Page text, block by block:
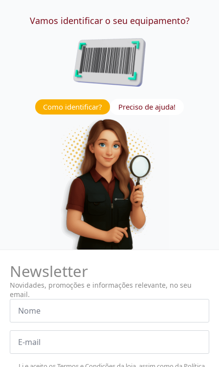
Vamos identificar o seu equipamento?
Como identificar? Preciso de ajuda!
Newsletter
Novidades, promoções e informações relevante, no seu
email.
Nome
Email